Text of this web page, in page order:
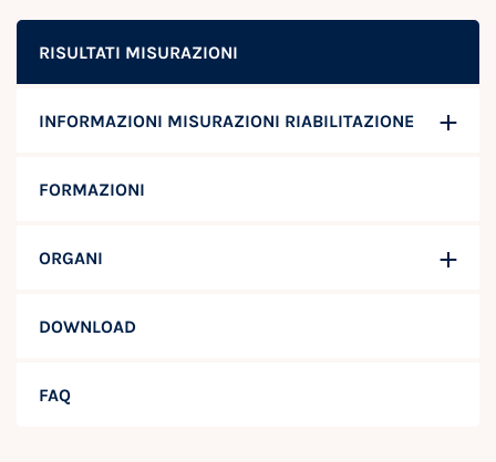
RISULTATI MISURAZIONI
INFORMAZIONI MISURAZIONI RIABILITAZIONE
FORMAZIONI
ORGANI
DOWNLOAD
FAQ